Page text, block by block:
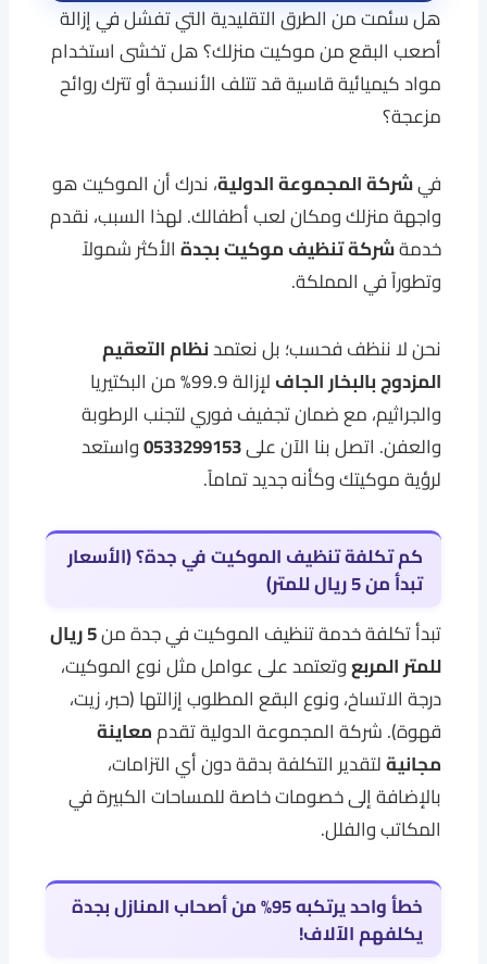
هل سئمت من الطرق التقليدية التي تفشل في إزالة
أصعب البقع من موكيت منزلك؟ هل تخشى استخدام
مواد كيميائية قاسية قد تتلف الأنسجة أو تترك روائح
مزعجة؟
فيشركة المجموعة الدولية، ندرك أن الموكيت هو
واجهة منزلك ومكان لعب أطفالك. لهذا السبب، نقدم
خدمةشركة تنظيف موكيت بجدةالأكثر شمولاً
وتطوراً في المملكة.
نحن لا ننظف فحسب؛ بل نعتمدنظام التعقيم
المزدوج بالبخار الجاف
لإزالة 99.9% من البكتيريا
والجراثيم، مع ضمان تجفيف فوري لتجنب الرطوبة
والعفن. اتصل بنا الآن على0533299153واستعد
لرؤية موكيتك وكأنه جديد تماماً.
كم تكلفة تنظيف الموكيت في جدة؟ (الأسعار
تبدأ من 5 ريال للمتر)
تبدأ تكلفة خدمة تنظيف الموكيت في جدة من 5 ريال
للمتر المربعوتعتمد على عوامل مثل نوع الموكيت،
درجة الاتساخ، ونوع البقع المطلوب إزالتها (حبر، زيت،
قهوة). شركة المجموعة الدولية تقدممعاينة
مجانيةلتقدير التكلفة بدقة دون أي التزامات،
بالإضافة إلى خصومات خاصة للمساحات الكبيرة في
المكاتب والفلل.
خطأ واحد يرتكبه 95% من أصحاب المنازل بجدة
يكلفهم الآلاف!